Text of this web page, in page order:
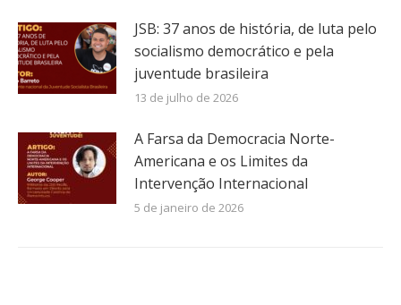
JSB: 37 anos de história, de luta pelo
socialismo democrático e pela
juventude brasileira
13 de julho de 2026
A Farsa da Democracia Norte-
Americana e os Limites da
Intervenção Internacional
5 de janeiro de 2026